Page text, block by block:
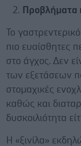
Προβλήματα
Το
πιο ευαίσθητες
στο άγχος. Δεν
των εξετάσεων
στομαχικές
καθώς και
δυσκοιλιότητα
Η «ξινίλα»